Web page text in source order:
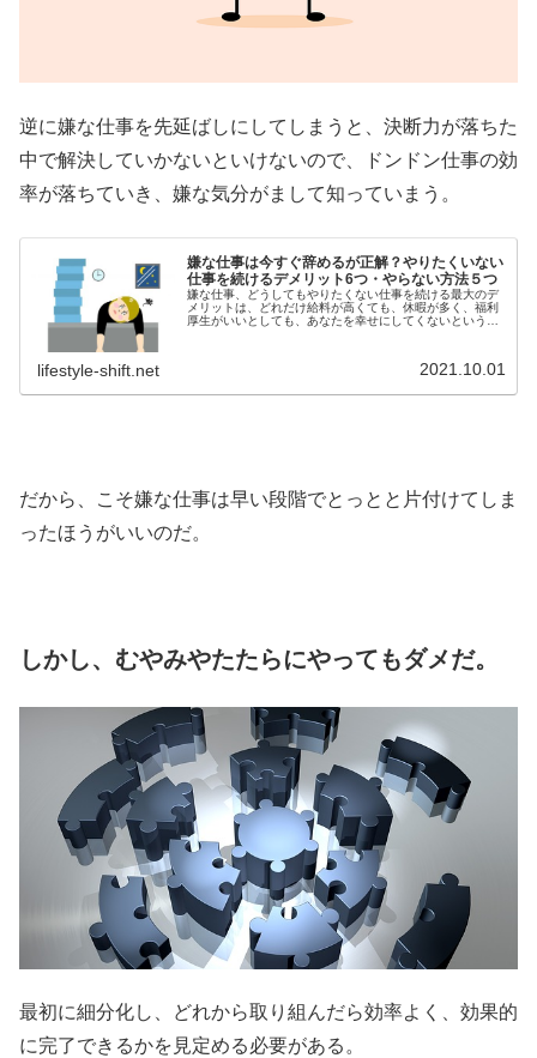
逆に嫌な仕事を先延ばしにしてしまうと、決断力が落ちた
中で解決していかないといけないので、ドンドン仕事の効
率が落ちていき、嫌な気分がまして知っていまう。
嫌な仕事は今すぐ辞めるが正解？やりたくいない
仕事を続けるデメリット6つ・やらない方法５つ
嫌な仕事、どうしてもやりたくない仕事を続ける最大のデ
メリットは、どれだけ給料が高くても、休暇が多く、福利
厚生がいいとしても、あなたを幸せにしてくないというこ
lifestyle-shift.net 2021.10.01
だから、こそ嫌な仕事は早い段階でとっとと片付けてしま
ったほうがいいのだ。
しかし、むやみやたたらにやってもダメだ。
最初に細分化し、どれから取り組んだら効率よく、効果的
に完了できるかを見定める必要がある。